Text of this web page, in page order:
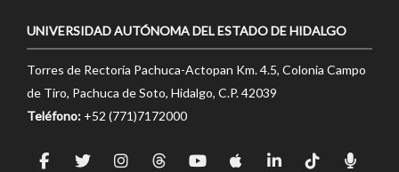
UNIVERSIDAD AUTÓNOMA DEL ESTADO DE HIDALGO
Torres de Rectoría Pachuca-Actopan Km. 4.5, Colonia Campo
de Tiro, Pachuca de Soto, Hidalgo, C.P. 42039
Teléfono: +52 (771)7172000